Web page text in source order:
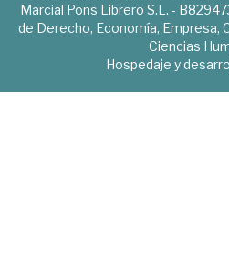
Marcial Pons Librero S.L. -
de Derecho, Economía, Empresa,
Ciencias
Hospedaje y